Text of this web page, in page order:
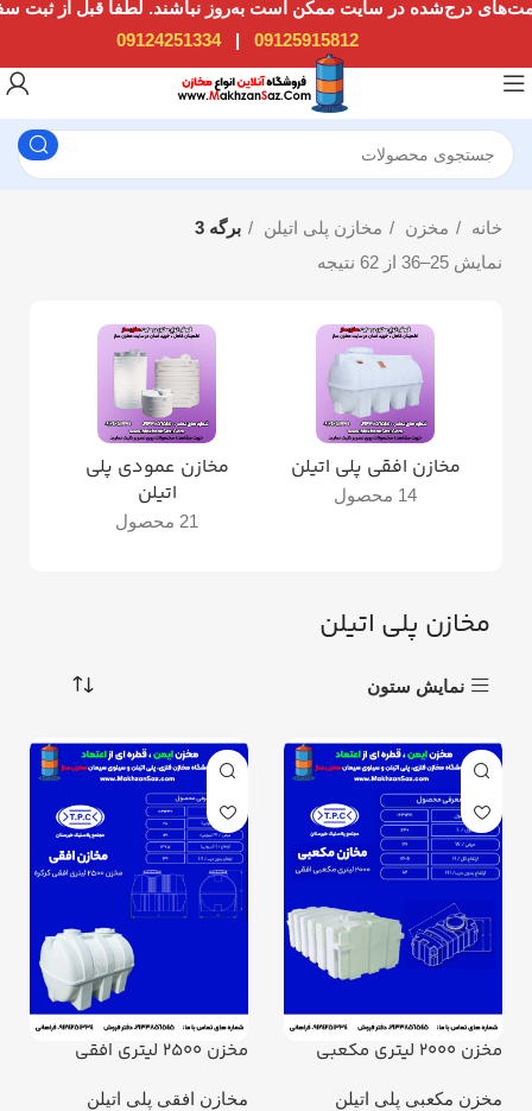
09125915812
|
09124251334
خانه مخزن مخازن پلی اتیلن
برگه 3
نمایش 25–36 از 62 نتیجه
مخازن افقی پلی اتیلن
14 محصول
مخازن عمودی پلی
اتیلن
21 محصول
مخازن پلی اتیلن
نمایش ستون
مخزن 2000 لیتری مکعبی
مخزن مکعبی پلی اتیلن
مخزن 2500 لیتری افقی
مخازن افقی پلی اتیلن